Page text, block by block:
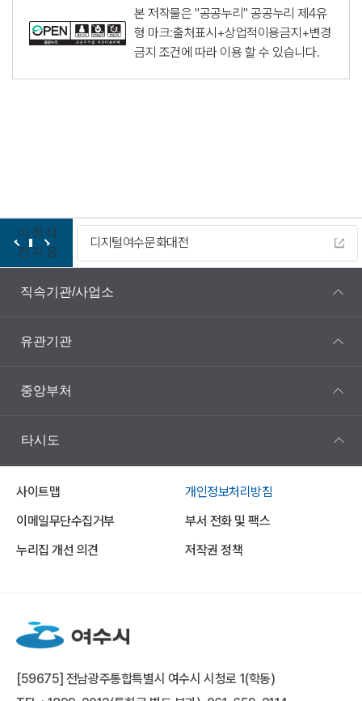
본 저작물은 "공공누리"공공누리 제4유
형 마크:출처표시+상업적이용금지+변경
금지 조건에 따라 이용 할 수 있습니다.
이
전
정
지
다
음
디지털여수문화대전
직속기관/사업소
유관기관
중앙부처
타시도
사이트맵
개인정보처리방침
이메일무단수집거부
부서 전화 및 팩스
누리집 개선 의견
저작권 정책
[59675] 전남광주통합특별시 여수시 시청로 1(학동)